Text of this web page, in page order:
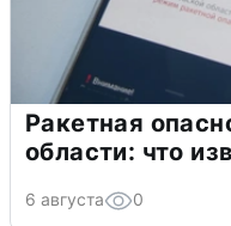
Ракетная
области: что
6 августа 0